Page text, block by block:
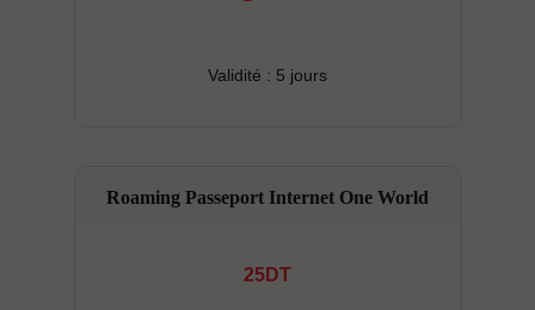
Validité : 5 jours
Roaming Passeport Internet One World
25DT